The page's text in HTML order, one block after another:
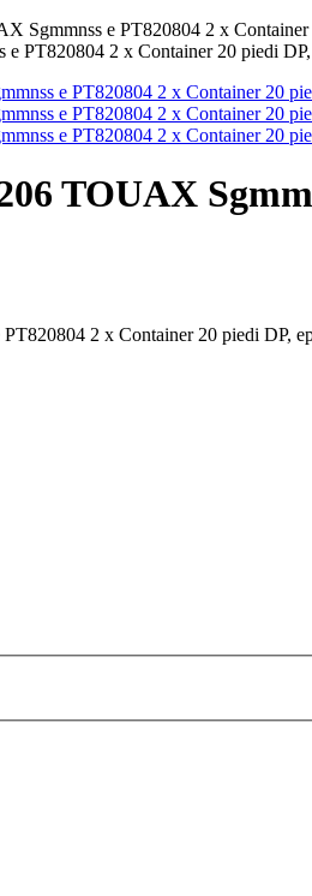
Sgmmnss e PT820804 2 x
TOUAX
2 x Container 20 piedi DP,